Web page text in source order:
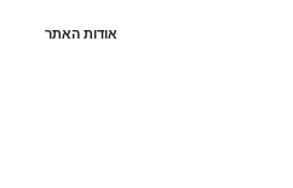
אודות האתר